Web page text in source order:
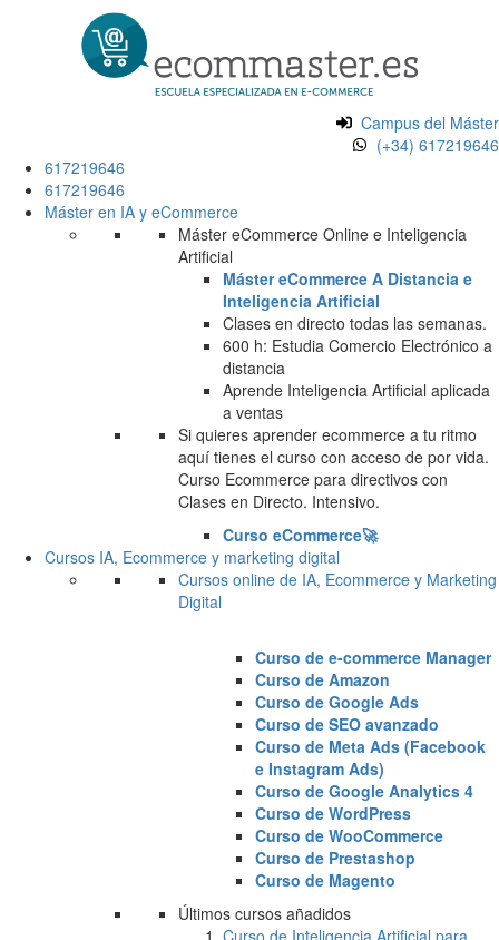
Campus del Máster
(+34) 617219646
617219646
617219646
Máster en IA y eCommerce
Máster eCommerce Online e Inteligencia
Artificial
Máster eCommerce A Distancia e
Inteligencia Artificial
Clases en directo todas las semanas.
600 h: Estudia Comercio Electrónico a
distancia
Aprende Inteligencia Artificial aplicada
a ventas
Si quieres aprender ecommerce a tu ritmo
aquí tienes el curso con acceso de por vida.
Curso Ecommerce para directivos con
Clases en Directo. Intensivo.
Curso eCommerce🚀
Cursos IA, Ecommerce y marketing digital
Cursos online de IA, Ecommerce y Marketing
Digital
Curso de e-commerce Manager
Curso de Amazon
Curso de Google Ads
Curso de SEO avanzado
Curso de Meta Ads (Facebook
e Instagram Ads)
Curso de Google Analytics 4
Curso de WordPress
Curso de WooCommerce
Curso de Prestashop
Curso de Magento
Últimos cursos añadidos
Curso de Inteligencia Artificial para